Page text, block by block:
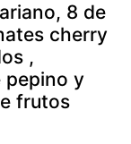
8 de
cherry
,
pepino y
frutos